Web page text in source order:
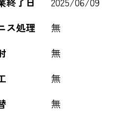
ス処理
無
無
無
無